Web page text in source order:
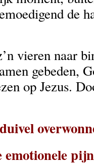
de
vieren naar
gebeden,
op Jezus.